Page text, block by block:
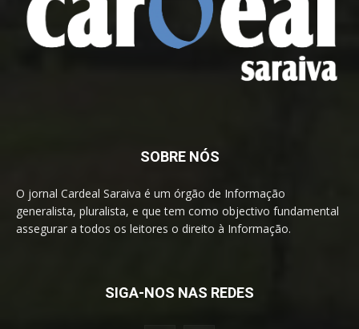
SOBRE NÓS
O jornal Cardeal Saraiva é um órgão de Informação
generalista, pluralista, e que tem como objectivo fundamental
assegurar a todos os leitores o direito à Informação.
SIGA-NOS NAS REDES